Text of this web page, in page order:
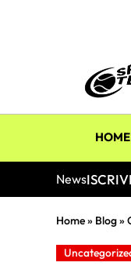
HOME
News
Home» Blog»